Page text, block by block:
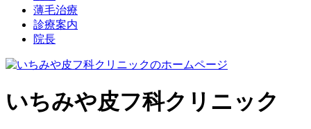
薄毛治療
診療案内
院長
いちみや皮フ科クリニック